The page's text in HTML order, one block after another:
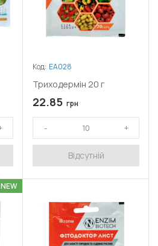
Код: ЕА028
Триходермін 20 г
22.85 грн
Відсутній
NEW